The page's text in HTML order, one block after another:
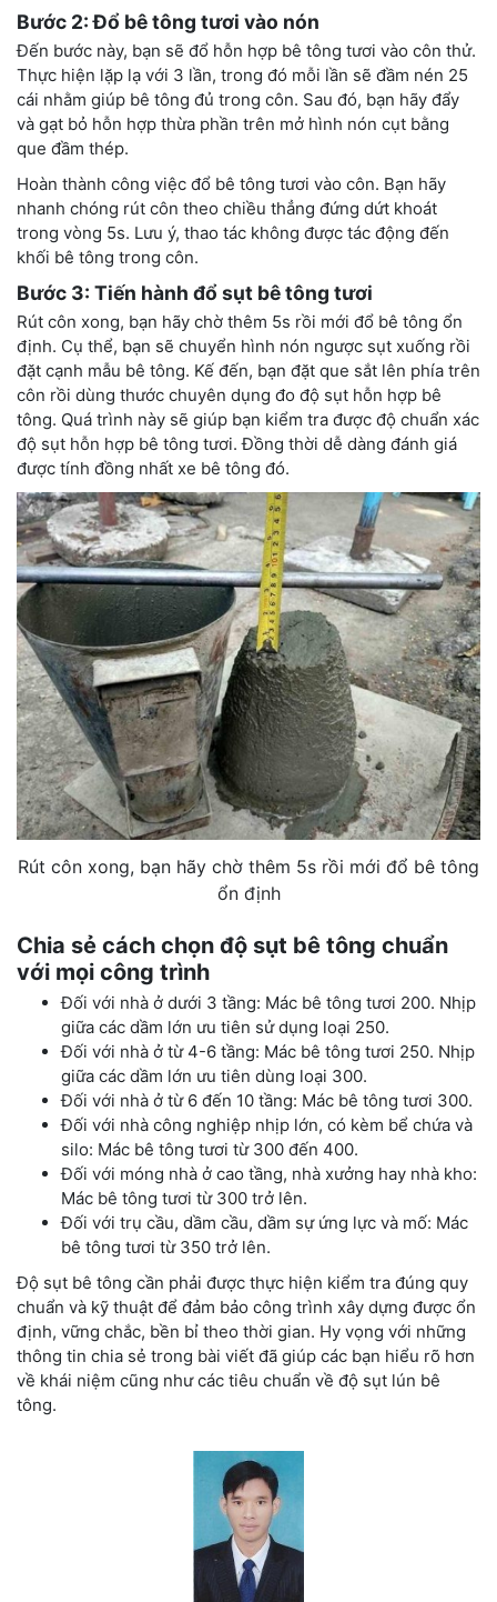
Bước 2: Đổ bê tông tươi vào nón
Đến bước này, bạn sẽ đổ hỗn hợp bê tông tươi vào côn thử.
Thực hiện lặp lạ với 3 lần, trong đó mỗi lần sẽ đầm nén 25
cái nhằm giúp bê tông đủ trong côn. Sau đó, bạn hãy đẩy
và gạt bỏ hỗn hợp thừa phần trên mở hình nón cụt bằng
que đầm thép.
Hoàn thành công việc đổ bê tông tươi vào côn. Bạn hãy
nhanh chóng rút côn theo chiều thẳng đứng dứt khoát
trong vòng 5s. Lưu ý, thao tác không được tác động đến
khối bê tông trong côn.
Bước 3: Tiến hành đổ sụt bê tông tươi
Rút côn xong, bạn hãy chờ thêm 5s rồi mới đổ bê tông ổn
định. Cụ thể, bạn sẽ chuyển hình nón ngược sụt xuống rồi
đặt cạnh mẫu bê tông. Kế đến, bạn đặt que sắt lên phía trên
côn rồi dùng thước chuyên dụng đo độ sụt hỗn hợp bê
tông. Quá trình này sẽ giúp bạn kiểm tra được độ chuẩn xác
độ sụt hỗn hợp bê tông tươi. Đồng thời dễ dàng đánh giá
được tính đồng nhất xe bê tông đó.
Rút côn xong, bạn hãy chờ thêm 5s rồi mới đổ bê tông
ổn định
Chia sẻ cách chọn độ sụt bê tông chuẩn
với mọi công trình
Đối với nhà ở dưới 3 tầng: Mác bê tông tươi 200. Nhịp
giữa các dầm lớn ưu tiên sử dụng loại 250.
Đối với nhà ở từ 4-6 tầng: Mác bê tông tươi 250. Nhịp
giữa các dầm lớn ưu tiên dùng loại 300.
Đối với nhà ở từ 6 đến 10 tầng: Mác bê tông tươi 300.
Đối với nhà công nghiệp nhịp lớn, có kèm bể chứa và
silo: Mác bê tông tươi từ 300 đến 400.
Đối với móng nhà ở cao tầng, nhà xưởng hay nhà kho:
Mác bê tông tươi từ 300 trở lên.
Đối với trụ cầu, dầm cầu, dầm sự ứng lực và mố: Mác
bê tông tươi từ 350 trở lên.
Độ sụt bê tông cần phải được thực hiện kiểm tra đúng quy
chuẩn và kỹ thuật để đảm bảo công trình xây dựng được ổn
định, vững chắc, bền bỉ theo thời gian. Hy vọng với những
thông tin chia sẻ trong bài viết đã giúp các bạn hiểu rõ hơn
về khái niệm cũng như các tiêu chuẩn về độ sụt lún bê
tông.